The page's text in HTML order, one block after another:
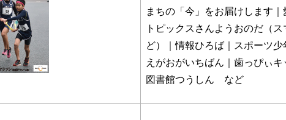
まちの「今」をお届けします
トピックスさんようおのだ（
ど）｜情報ひろば｜スポーツ少
えがおがいちばん｜歯っぴぃ
図書館つうしん など